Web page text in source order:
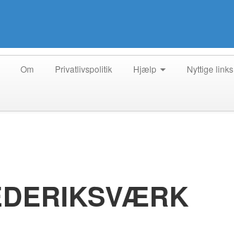
Om Privatlivspolitik Hjælp Nyttige links